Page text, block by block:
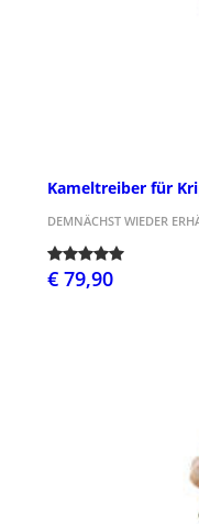
Kameltreiber für
DEMNÄCHST WIEDER
€ 79,90